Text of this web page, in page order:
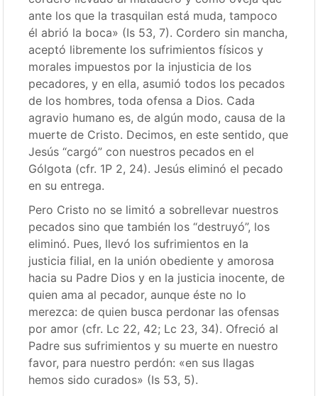
ante los que la trasquilan está muda, tampoco
él abrió la boca» (Is 53, 7). Cordero sin mancha,
aceptó libremente los sufrimientos físicos y
morales impuestos por la injusticia de los
pecadores, y en ella, asumió todos los pecados
de los hombres, toda ofensa a Dios. Cada
agravio humano es, de algún modo, causa de la
muerte de Cristo. Decimos, en este sentido, que
Jesús “cargó” con nuestros pecados en el
Gólgota (cfr. 1P 2, 24). Jesús eliminó el pecado
en su entrega.
Pero Cristo no se limitó a sobrellevar nuestros
pecados sino que también los “destruyó”, los
eliminó. Pues, llevó los sufrimientos en la
justicia filial, en la unión obediente y amorosa
hacia su Padre Dios y en la justicia inocente, de
quien ama al pecador, aunque éste no lo
merezca: de quien busca perdonar las ofensas
por amor (cfr. Lc 22, 42; Lc 23, 34). Ofreció al
Padre sus sufrimientos y su muerte en nuestro
favor, para nuestro perdón: «en sus llagas
hemos sido curados» (Is 53, 5).